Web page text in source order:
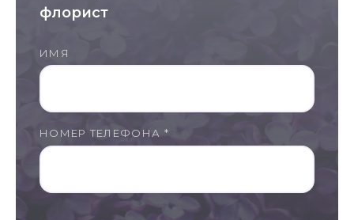
флорист
ИМЯ
НОМЕР ТЕЛЕФОНА *